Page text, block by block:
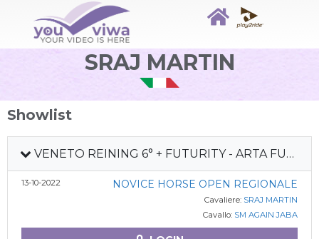
SRAJ MARTIN
Showlist
VENETO REINING 6° + FUTURITY - ARTA FUTURITY - LOMBARDIA REINING 6° TAPPA 2022
13-10-2022 NOVICE HORSE OPEN REGIONALE
Cavaliere: SRAJ MARTIN
Cavallo: SM AGAIN JABA